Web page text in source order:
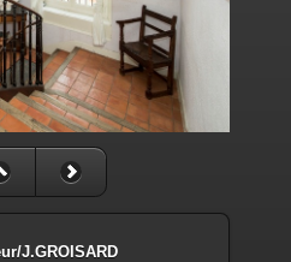
J.GROISARD